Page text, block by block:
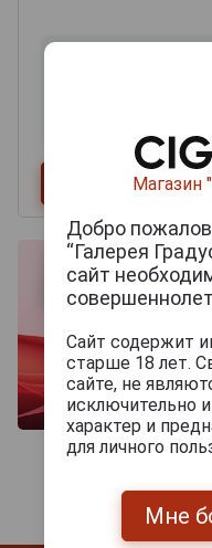
Магазин
Добро
“Галерея
сайт
Сайт содержит
старше 18 лет.
сайте, не
исключительно
характер и
для личного
Мне